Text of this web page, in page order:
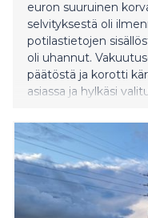
euron suuruinen
selvityksestä oli
potilastietojen
oli uhannut.
päätöstä ja korotti
asiassa ja hylkäsi